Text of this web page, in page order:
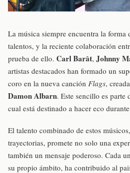
La música siempre encuentra la forma
talentos, y la reciente colaboración
prueba de ello. Carl Barât, Johnny
artistas destacados han formado un
coro en la nueva canción Flags,
Damon Albarn. Este sencillo es parte
cual está destinado a hacer eco
El talento combinado de estos
trayectorias, promete no solo una
también un mensaje poderoso. Cada
su propio ámbito, ha contribuido al